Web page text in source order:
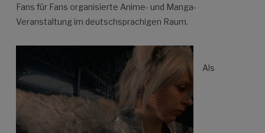
Fans für Fans organisierte Anime- und Manga-
Veranstaltung im deutschsprachigen Raum.
Als